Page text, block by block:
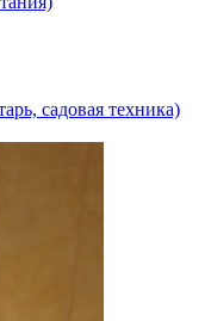
садовая техника)